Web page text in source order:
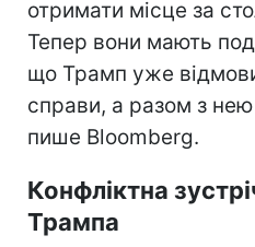
отримати місце за
Тепер вони мають
що Трамп уже
справи, а разом з нею
пише Bloomberg.
Конфліктна
Трампа